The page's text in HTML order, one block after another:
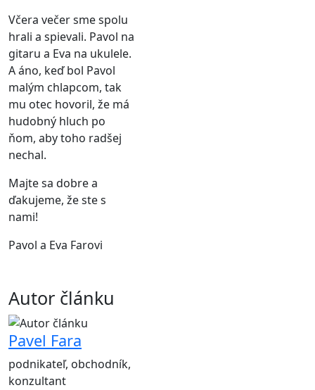
Včera večer sme spolu
hrali a spievali. Pavol na
gitaru a Eva na ukulele.
A áno, keď bol Pavol
malým chlapcom, tak
mu otec hovoril, že má
hudobný hluch po
ňom, aby toho radšej
nechal.
Majte sa dobre a
ďakujeme, že ste s
nami!
Pavol a Eva Farovi
Autor článku
Pavel Fara
podnikateľ, obchodník,
konzultant